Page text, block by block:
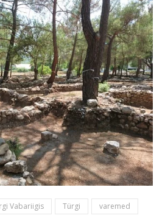
Vabariigis Türgi varemed